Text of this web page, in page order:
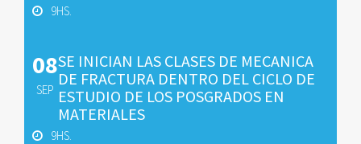
9HS.
08
SEP
SE INICIAN LAS CLASES DE MECANICA
DE FRACTURA DENTRO DEL CICLO DE
ESTUDIO DE LOS POSGRADOS EN
MATERIALES
9HS.